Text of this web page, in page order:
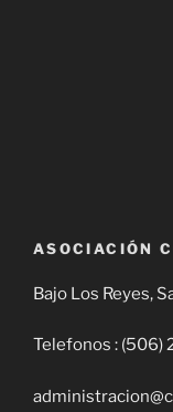
ASOCIACIÓN
Bajo Los Reyes,
Telefonos :